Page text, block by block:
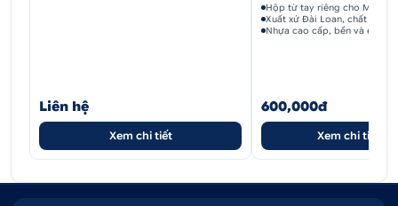
Liên hệ
Xem chi tiết
Hộp từ tay riêng cho
Xuất xứ Đài Loan, chất
Nhựa cao cấp, bền và êm ái
600,000đ
Xem chi tiết